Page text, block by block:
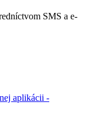
SMS a e-
aplikácii -